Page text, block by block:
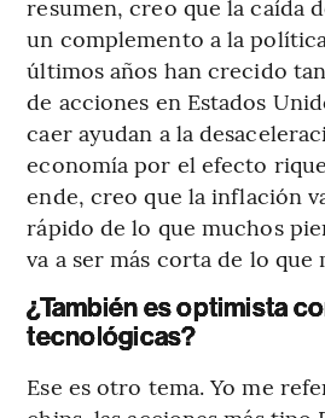
resumen, creo que la caída
un complemento a la
últimos años han crecido
de acciones en Estados
caer ayudan a la
economía por el efecto
ende, creo que la inflación
rápido de lo que muchos
va a ser más corta de lo que
¿También es optimista
tecnológicas?
Ese es otro tema. Yo me